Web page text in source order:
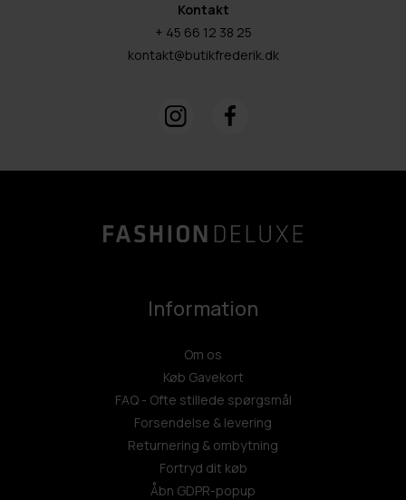
Kontakt
+ 45 66 12 38 25
kontakt@butikfrederik.dk
Information
Om os
Køb Gavekort
FAQ - Ofte stillede spørgsmål
Forsendelse & levering
Returnering & ombytning
Fortryd dit køb
Åbn GDPR-popup